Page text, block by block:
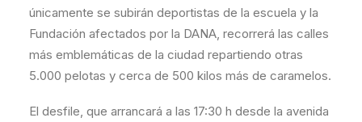
únicamente se subirán deportistas de la escuela y la
Fundación afectados por la DANA, recorrerá las calles
más emblemáticas de la ciudad repartiendo otras
5.000 pelotas y cerca de 500 kilos más de caramelos.
El desfile, que arrancará a las 17:30 h desde la avenida